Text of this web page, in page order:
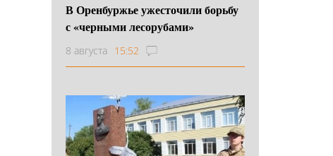
В Оренбуржье ужесточили борьбу
с «черными лесорубами»
8 августа 15:52